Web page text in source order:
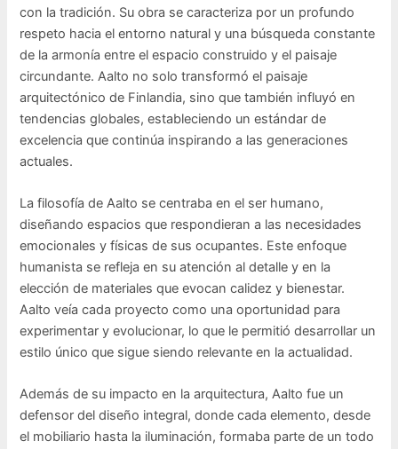
con la tradición. Su obra se caracteriza por un profundo
respeto hacia el entorno natural y una búsqueda constante
de la armonía entre el espacio construido y el paisaje
circundante. Aalto no solo transformó el paisaje
arquitectónico de Finlandia, sino que también influyó en
tendencias globales, estableciendo un estándar de
excelencia que continúa inspirando a las generaciones
actuales.
La filosofía de Aalto se centraba en el ser humano,
diseñando espacios que respondieran a las necesidades
emocionales y físicas de sus ocupantes. Este enfoque
humanista se refleja en su atención al detalle y en la
elección de materiales que evocan calidez y bienestar.
Aalto veía cada proyecto como una oportunidad para
experimentar y evolucionar, lo que le permitió desarrollar un
estilo único que sigue siendo relevante en la actualidad.
Además de su impacto en la arquitectura, Aalto fue un
defensor del diseño integral, donde cada elemento, desde
el mobiliario hasta la iluminación, formaba parte de un todo